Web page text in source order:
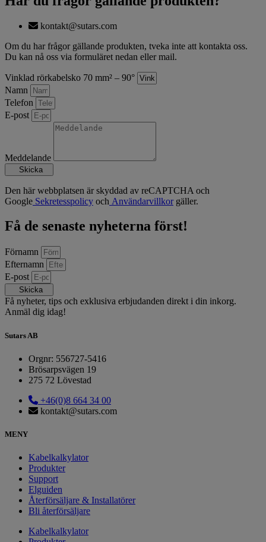
kontakt@sutars.com
Om du har frågor gällande produkten, tveka inte att kontakta oss.
Du kan nå oss via formuläret nedan eller mail.
Vinklad rörkabelsko 70 mm² – 90°
Namn
Telefon
E-post
Meddelande
Skicka
Den här webbplatsen är skyddad av reCAPTCHA och
Google Sekretesspolicy och Användarvillkorgäller.
Få de senaste nyheterna först!
Förnamn
Efternamn
E-post
Skicka
Få nyheter, tips och exklusiva erbjudanden direkt i din inkorg.
Anmäl dig idag!
Sutars AB
Orgnr: 556727-5416
Brösarpsvägen 19
275 72 Lövestad
+46(0)8 664 34 00
kontakt@sutars.com
MENY
Kabelkalkylator
Produkter
Support
Elguiden
Återförsäljare & Installatörer
Bli återförsäljare
Kabelkalkylator